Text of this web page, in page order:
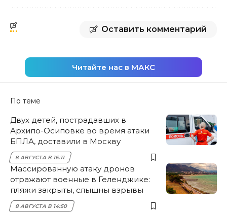
Оставить комментарий
Читайте нас в МАКС
По теме
Двух детей, пострадавших в
Архипо-Осиповке во время атаки
БПЛА, доставили в Москву
8 АВГУСТА В 16:11
Массированную атаку дронов
отражают военные в Геленджике:
пляжи закрыты, слышны взрывы
8 АВГУСТА В 14:50